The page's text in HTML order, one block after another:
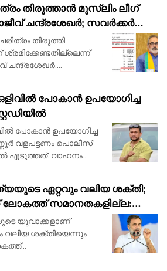
തിരുത്താൻ മുസ്ലിം ലീഗ്
ചന്ദ്രശേഖർ; സവർക്കർ
ശക്തമായ പ്രതികരണം
തിരുത്തി
ചന്ദ്രശേഖർ.
മത്സരത്തിൽ വി.ഡി.
പോകാൻ ഉപയോഗിച്ച
പോകാൻ ഉപയോഗിച്ച
വളപട്ടണം പൊലീസ്
എടുത്തത്. വാഹനം
നിലയിലായിരുന്നു
ഏറ്റവും വലിയ ശക്തി;
ലോകത്ത് സമാനതകളില്ല:
യുവാക്കളാണ്
വലിയ ശക്തിയെന്നും
കോൺഗ്രസ് നേതാവ്